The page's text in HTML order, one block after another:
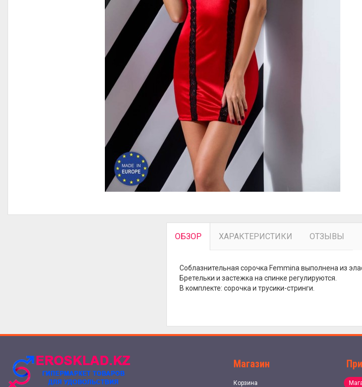
ОБЗОР ХАРАКТЕРИСТИКИ ОТЗЫВЫ
Соблазнительная сорочка Femmina выполнена из
Бретельки и застежка на спинке регулируются.
В комплекте: сорочка и трусики-стринги.
Магазин
Корзина